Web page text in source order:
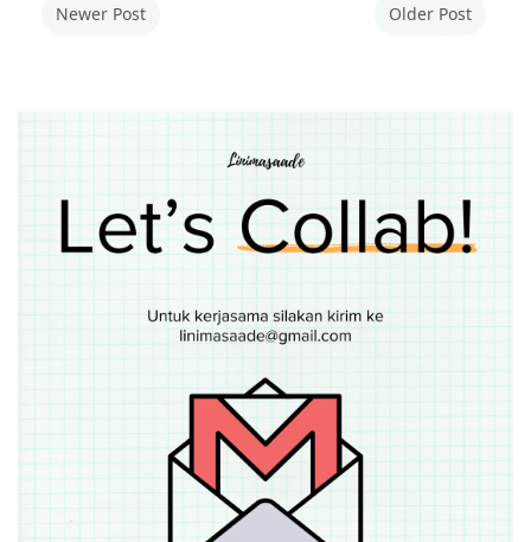
Newer Post Older Post